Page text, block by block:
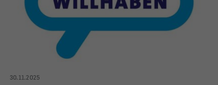
30.11.2025